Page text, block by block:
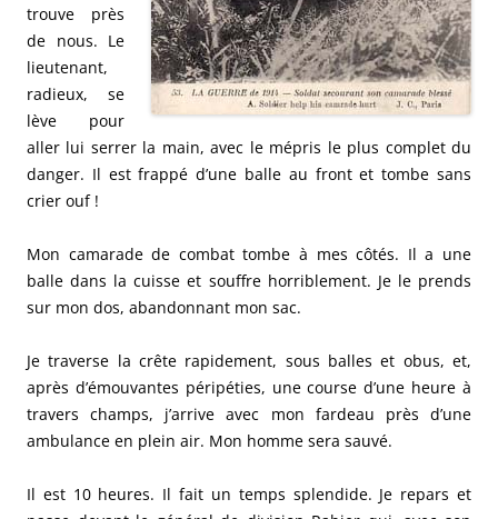
trouve près
de nous. Le
lieutenant,
radieux, se
lève pour
aller lui serrer la main, avec le mépris le plus complet du
danger. Il est frappé d’une balle au front et tombe sans
crier ouf !
Mon camarade de combat tombe à mes côtés. Il a une
balle dans la cuisse et souffre horriblement. Je le prends
sur mon dos, abandonnant mon sac.
Je traverse la crête rapidement, sous balles et obus, et,
après d’émouvantes péripéties, une course d’une heure à
travers champs, j’arrive avec mon fardeau près d’une
ambulance en plein air. Mon homme sera sauvé.
Il est 10 heures. Il fait un temps splendide. Je repars et